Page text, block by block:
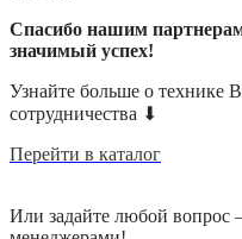
Спасибо нашим
значимый успех!
Узнайте больше о технике
сотрудничества ⬇
Перейти в каталог
Или задайте любой вопрос